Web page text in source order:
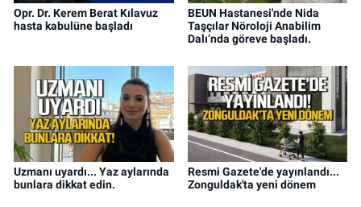
Opr. Dr. Kerem Berat Kılavuz
hasta kabulüne başladı
BEUN Hastanesi'nde Nida
Taşçılar Nöroloji Anabilim
Dalı’nda göreve başladı.
Uzmanı uyardı... Yaz aylarında
bunlara dikkat edin.
Resmi Gazete'de yayınlandı...
Zonguldak'ta yeni dönem